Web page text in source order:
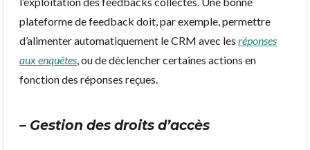
plateforme de feedback doit, par exemple, permettre
d’alimenter automatiquement le CRM avec les réponses
aux enquêtes , ou de déclencher certaines actions en
fonction des réponses reçues.
– Gestion des droits d’accès